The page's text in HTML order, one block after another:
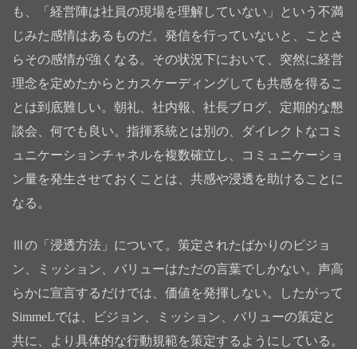
も、「経営陣は社員の現場を理解していない」という不満
じみた感情はあるものだ。発信を行っていないと、ことさ
らその感情が強くなる。その状況下において、突然に経営
理念を定めたからとカスケーディングしても共感を得るこ
とは到底難しい。朝礼、社内報、社長ブログ、定期的な懇
談会、何でも良い。指揮系統とは別の、ダイレクトなコミ
ュニケーションチャネルを複数確立し、コミュニケーショ
ン量を発生させておくことは、共感や浸透を助けることに
なる。
Ⅲの「浸透方法」について。策定されたばかりのビジョ
ン、ミッション、バリューはただの言葉でしかない。声高
らかに宣言するだけでは、価値を発揮しない。したがって
SimmeLでは、ビジョン、ミッション、バリューの策定と
共に、より具体的な行動規範を策定するようにしている。